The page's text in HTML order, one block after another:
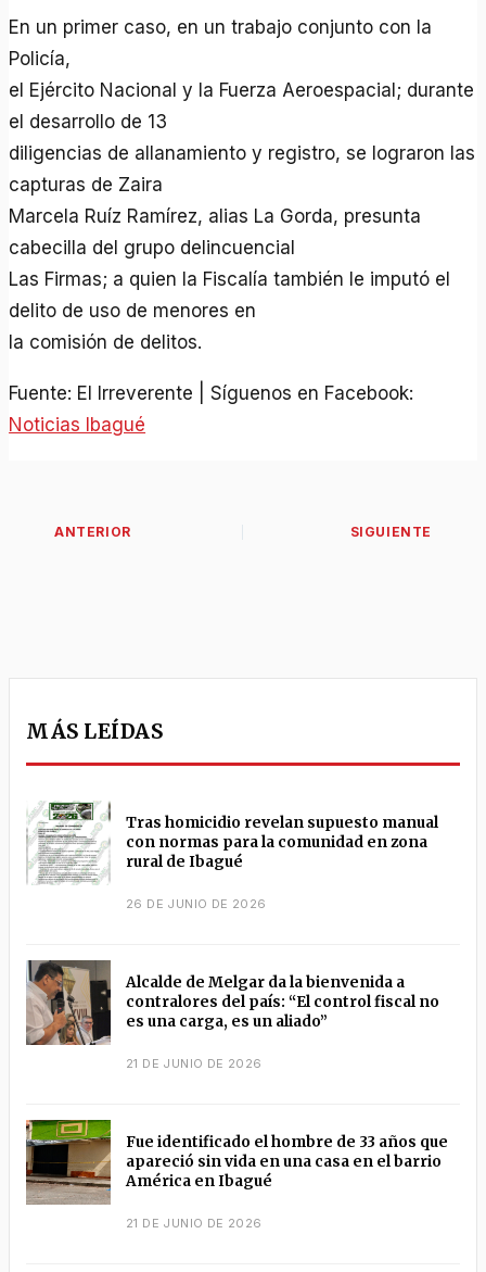
En un primer caso, en un trabajo conjunto con la
Policía,
el Ejército Nacional y la Fuerza Aeroespacial; durante
el desarrollo de 13
diligencias de allanamiento y registro, se lograron las
capturas de Zaira
Marcela Ruíz Ramírez, alias La Gorda, presunta
cabecilla del grupo delincuencial
Las Firmas; a quien la Fiscalía también le imputó el
delito de uso de menores en
la comisión de delitos.
Fuente: El Irreverente | Síguenos en Facebook:
Noticias Ibagué
MÁS LEÍDAS
Tras homicidio revelan supuesto manual
con normas para la comunidad en zona
rural de Ibagué
26 DE JUNIO DE 2026
Alcalde de Melgar da la bienvenida a
contralores del país: “El control fiscal no
es una carga, es un aliado”
21 DE JUNIO DE 2026
Fue identificado el hombre de 33 años que
apareció sin vida en una casa en el barrio
América en Ibagué
21 DE JUNIO DE 2026